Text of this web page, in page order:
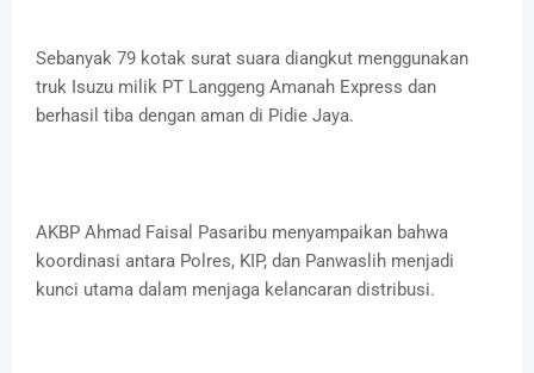
Sebanyak 79 kotak surat suara diangkut menggunakan
truk Isuzu milik PT Langgeng Amanah Express dan
berhasil tiba dengan aman di Pidie Jaya.
AKBP Ahmad Faisal Pasaribu menyampaikan bahwa
koordinasi antara Polres, KIP, dan Panwaslih menjadi
kunci utama dalam menjaga kelancaran distribusi.